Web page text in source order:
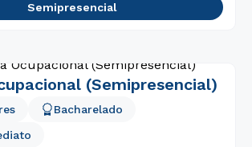
Semipresencial
(Semipresencial)
Bacharelado